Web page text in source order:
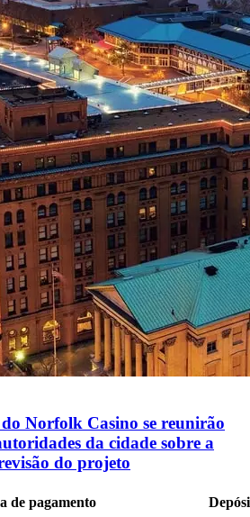
do Norfolk Casino se reunirão
da cidade sobre a
do projeto
de pagamento